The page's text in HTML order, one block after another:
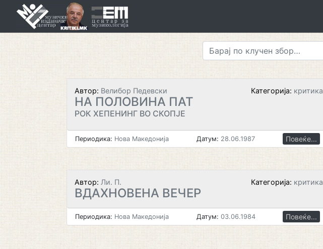
Автор: Велибор Педевски Категорија: критика
НА ПОЛОВИНА ПАТ
РОК ХЕПЕНИНГ ВО СКОПЈЕ
Периодика: Нова Македонија Датум: 28.06.1987 Повеќе...
Автор: Ли. П. Категорија: критика
ВДАХНОВЕНА ВЕЧЕР
Периодика: Нова Македонија Датум: 03.06.1984 Повеќе...